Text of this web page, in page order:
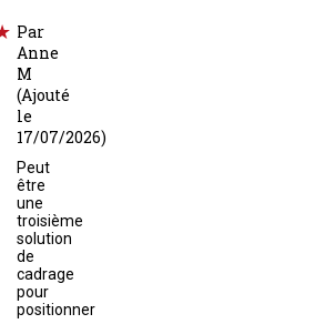
Par
Anne
M
(Ajouté
le
17/07/2026)
Peut
être
une
troisième
solution
de
cadrage
pour
positionner